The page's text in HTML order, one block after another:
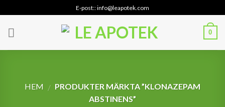
to
content
E-post:: info@leapotek.com
0
HEM / PRODUKTER MÄRKTA ”KLONAZEPAM
ABSTINENS”